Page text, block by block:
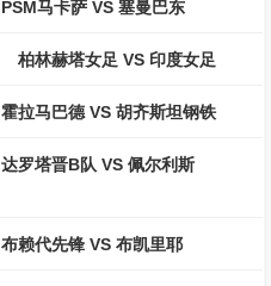
PSM马卡萨 VS 塞曼巴东
柏林赫塔女足 VS 印度女足
霍拉马巴德 VS 胡齐斯坦钢铁
达罗塔晋B队 VS 佩尔利斯
布赖代先锋 VS 布凯里耶